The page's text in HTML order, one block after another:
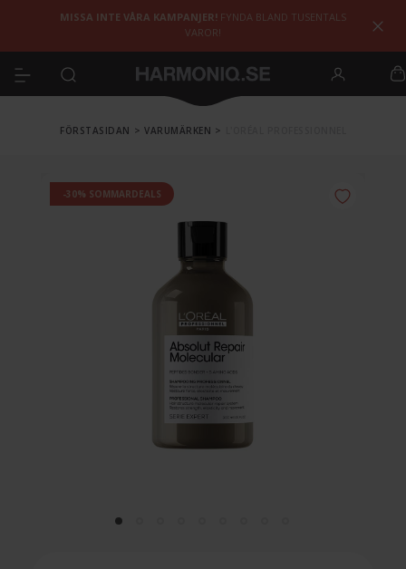
MISSA INTE VÅRA KAMPANJER! FYNDA BLAND TUSENTALS
VAROR!
FÖRSTASIDAN > VARUMÄRKEN >
-30% SOMMARDEALS